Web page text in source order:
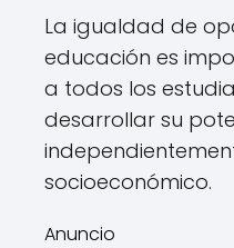
La igualdad de
educación es
a todos los
desarrollar su
socioeconómico.
Anuncio